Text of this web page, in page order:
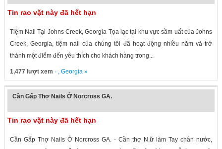
Tin rao vặt này đã hết hạn
Tiệm Nail Tại Johns Creek, Georgia Tọa lạc tại khu vực sầm uất của Johns
Creek, Georgia, tiệm nail của chúng tôi đã hoạt động nhiều năm và trở
thành một điểm đến yêu thích cho khách hàng trong...
1,477 lượt xem · , Georgia»
Cần Gấp Thợ Nails Ở Norcross GA.
Tin rao vặt này đã hết hạn
Cần Gấp Thợ Nails Ở Norcross GA. - Cần thợ N.ữ làm Tay chân nước,